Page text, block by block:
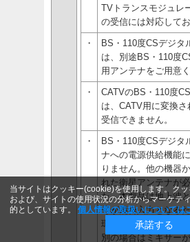
TVトランスモジュレ
の受信には対応して
・
BS・110度CSデジタ
は、別途BS・110度
用アンテナをご用意く
・
CATVのBS・110度
は、CATV用に変換さ
受信できません。
・
BS・110度CSデジタ
ナへの電源供給機能
りません。他の機器
れた衛星アンテナが
た、本製品は地上波
号が混合入力となる
環境が地上波と衛星
別の場合はミキサー
当サイトはクッキー(cookie)を使用します。ク
および、サイトの使用状況の分析からマーケテ
的としています。
個人情報の取扱いについては
承諾する